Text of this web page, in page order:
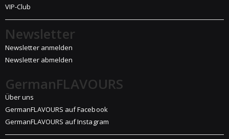
VIP-Club
Newsletter
Newsletter anmelden
Newsletter abmelden
GermanFLAVOURS
Über uns
GermanFLAVOURS auf Facebook
GermanFLAVOURS auf Instagram